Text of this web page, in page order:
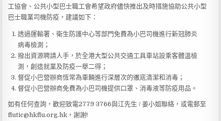
工協會、公共小型巴士職工會希望政府儘快推出及時措施協助公共小型
巴士職業司機防疫，建議如下：
透過運輸署、衛生防護中心等部門免費為小巴司機進行新冠肺炎
病毒檢測；
撥出資源聘請人手，於全港大型公共交通工具車站設乘客體溫檢
測，創造就業及防疫一舉二得；
督促小巴營辦商恆常為車輛進行深層次的徹底清潔和消毒；
督促小巴營辦商免費為小巴司機提供口罩、消毒液等防疫用品。
如有任何查詢，歡迎致電2779 3766與江先生 / 姜小姐聯絡，或電郵至
flutic@hkflu.org.hk，謝謝!